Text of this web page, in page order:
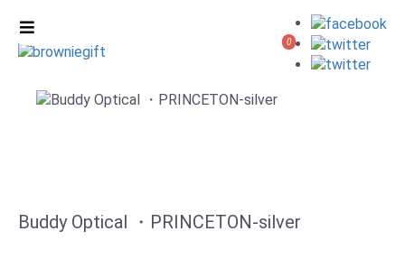
0
Buddy Optical ・PRINCETON-silver